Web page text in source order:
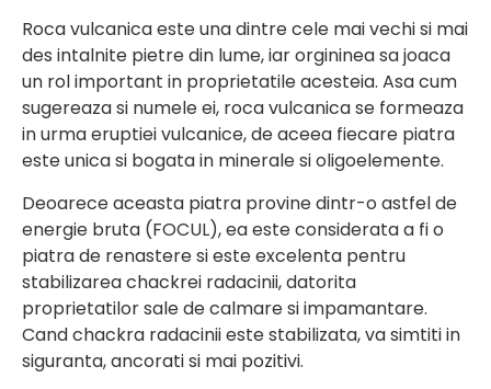
Roca vulcanica este una dintre cele mai vechi si mai
des intalnite pietre din lume, iar orgininea sa joaca
un rol important in proprietatile acesteia. Asa cum
sugereaza si numele ei, roca vulcanica se formeaza
in urma eruptiei vulcanice, de aceea fiecare piatra
este unica si bogata in minerale si oligoelemente.
Deoarece aceasta piatra provine dintr-o astfel de
energie bruta (FOCUL), ea este considerata a fi o
piatra de renastere si este excelenta pentru
stabilizarea chackrei radacinii, datorita
proprietatilor sale de calmare si impamantare.
Cand chackra radacinii este stabilizata, va simtiti in
siguranta, ancorati si mai pozitivi.